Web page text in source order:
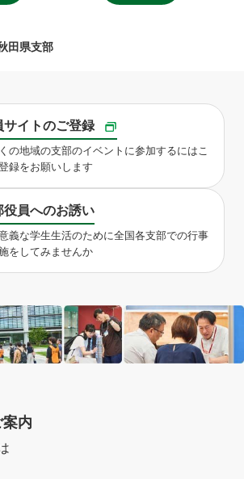
田県支部
サイトのご登録
の地域の支部のイベントに参加するにはこ
録をお願いします
役員へのお誘い
義な学生生活のために全国各支部での行事
をしてみませんか
内